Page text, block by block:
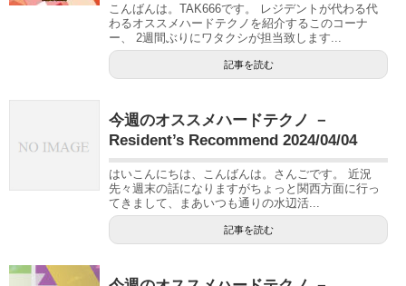
こんばんは。TAK666です。 レジデントが代わる代
わるオススメハードテクノを紹介するこのコーナ
ー、 2週間ぶりにワタクシが担当致します...
記事を読む
今週のオススメハードテクノ －
Resident’s Recommend 2024/04/04
はいこんにちは、こんばんは。さんごです。 近況
先々週末の話になりますがちょっと関西方面に行っ
てきまして、まあいつも通りの水辺活...
記事を読む